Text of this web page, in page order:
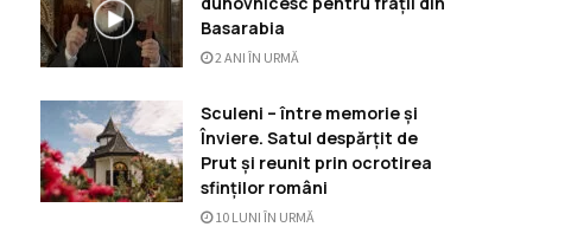
Basarabia
2 ANI ÎN URMĂ
Sculeni – între memorie și
Înviere. Satul despărțit de
Prut și reunit prin ocrotirea
sfinților români
10 LUNI ÎN URMĂ